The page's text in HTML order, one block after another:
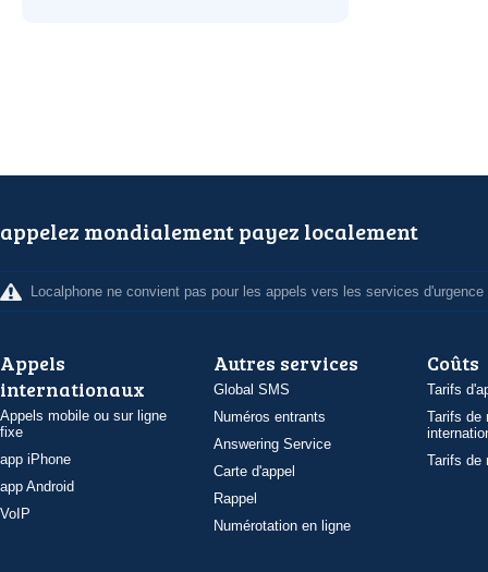
appelez mondialement payez localement
Localphone ne convient pas pour les appels vers les services d'urgence
Appels
internationaux
Appels mobile ou sur ligne
fixe
app iPhone
app Android
VoIP
Autres services
Global SMS
Numéros entrants
Answering Service
Carte d'appel
Rappel
Numérotation en ligne
Coûts
Tarifs
Tarifs de
Tarifs de